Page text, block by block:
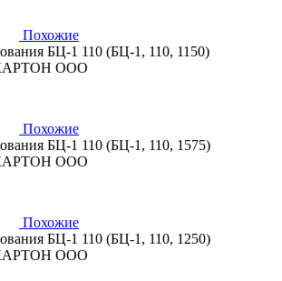
Похожие
БЦ-1 110 (БЦ-1, 110, 1150)
ООО
Похожие
БЦ-1 110 (БЦ-1, 110, 1575)
ООО
Похожие
БЦ-1 110 (БЦ-1, 110, 1250)
ООО